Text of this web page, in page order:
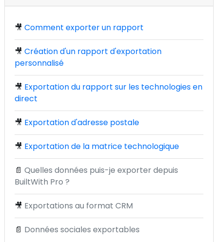
🎥 Comment exporter un rapport
🎥 Création d'un rapport d'exportation
personnalisé
🎥 Exportation du rapport sur les technologies en
direct
🎥 Exportation d'adresse postale
🎥 Exportation de la matrice technologique
📄 Quelles données puis-je exporter depuis
BuiltWith Pro ?
🎥 Exportations au format CRM
📄 Données sociales exportables